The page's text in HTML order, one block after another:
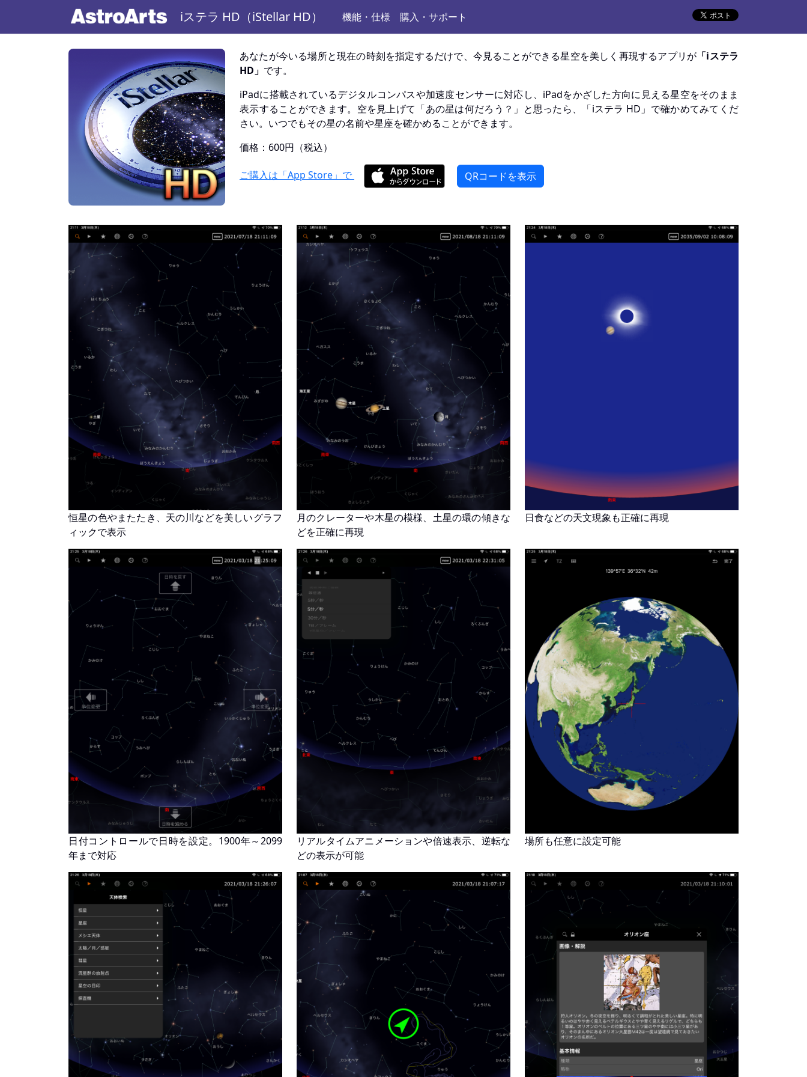
iステラ HD（iStellar HD） 機能・仕様 購入・サポート
あなたが今いる場所と現在の時刻を指定するだけで、今見ることができる星空を美しく再現するアプリが 「iステラ
HD」 です。
iPadに搭載されているデジタルコンパスや加速度センサーに対応し、iPadをかざした方向に見える星空をそのまま
表示することができます。空を見上げて「あの星は何だろう？」と思ったら、「iステラ HD」で確かめてみてくだ
さい。いつでもその星の名前や星座を確かめることができます。
価格：600円（税込）
ご購入は「App Store」で QRコードを表示
恒星の色やまたたき、天の川などを美しいグラフ
ィックで表示
月のクレーターや木星の模様、土星の環の傾きな
どを正確に再現
日食などの天文現象も正確に再現
日付コントロールで日時を設定。1900年～2099
年まで対応
リアルタイムアニメーションや倍速表示、逆転な
どの表示が可能
場所も任意に設定可能